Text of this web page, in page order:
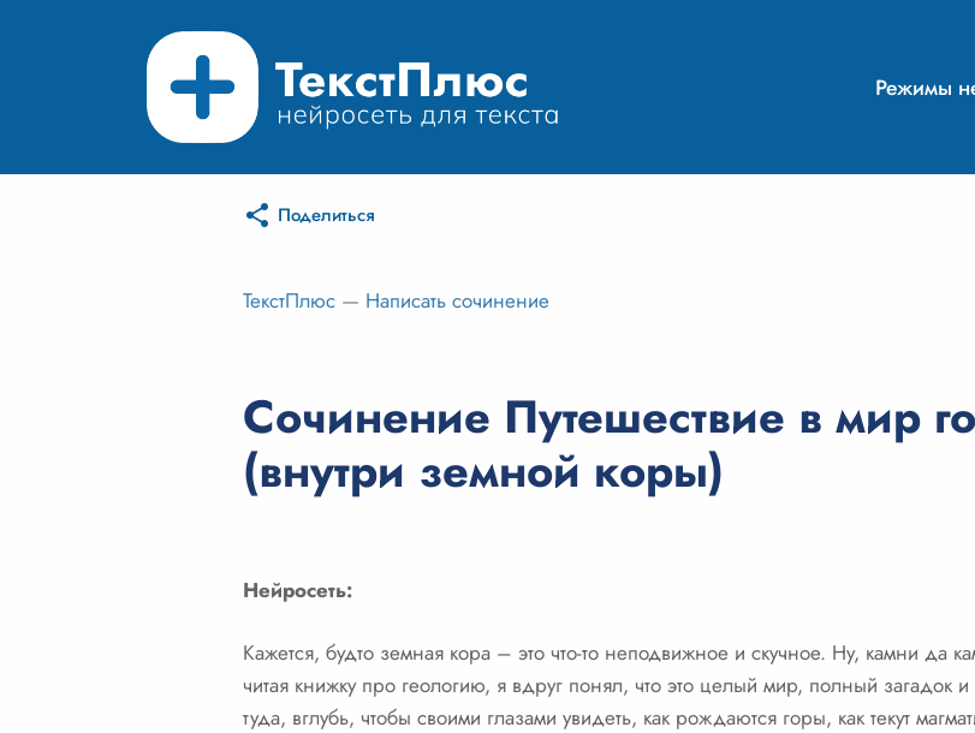
Режимы
Поделиться
ТекстПлюс — Написать сочинение
Сочинение Путешествие в мир
(внутри земной коры)
Нейросеть:
Кажется, будто земная кора – это что-то неподвижное и скучное. Ну, камни да
читая книжку про геологию, я вдруг понял, что это целый мир, полный загадок
туда, вглубь, чтобы своими глазами увидеть, как рождаются горы, как текут